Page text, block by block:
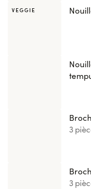
VEGGIE
3
3